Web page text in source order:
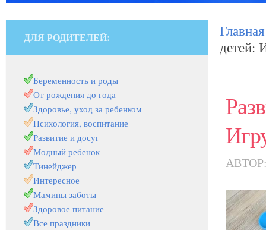
Главная
детей:
ДЛЯ РОДИТЕЛЕЙ:
Беременность и роды
От рождения до года
Здоровье, уход за ребенком
Психология, воспитание
Развитие и досуг
Модный ребенок
Тинейджер
Интересное
Мамины заботы
Здоровое питание
Все праздники